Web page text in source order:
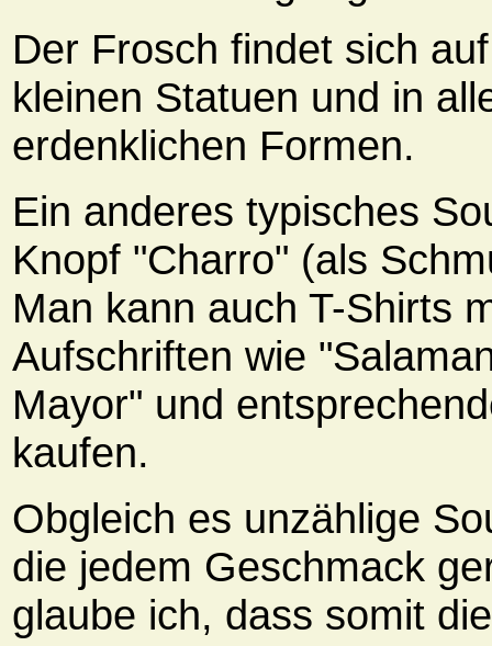
Der Frosch findet sich
kleinen Statuen und in
erdenklichen Formen.
Ein anderes typisches
Knopf "Charro" (als
Man kann auch T-Shirts
Aufschriften wie
Mayor" und
kaufen.
Obgleich es unzählige
die jedem Geschmack
glaube ich, dass somit